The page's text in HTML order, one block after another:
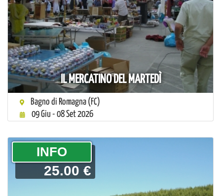
IL MERCATINO DEL MARTEDÌ
Bagno di Romagna (FC)
09 Giu - 08 Set 2026
­INFO
25.00 €